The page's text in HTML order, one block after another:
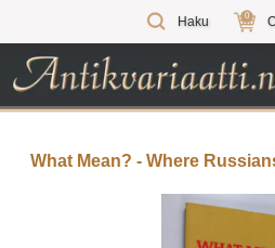
Haku 0
What Mean? - Where